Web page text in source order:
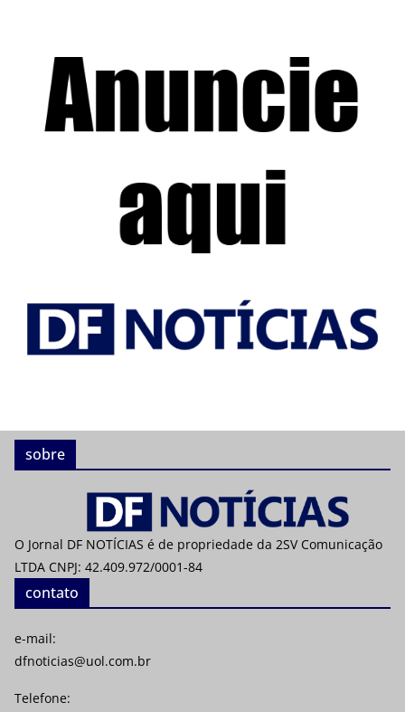
sobre
O Jornal DF NOTÍCIAS é de propriedade da 2SV Comunicação
LTDA CNPJ: 42.409.972/0001-84
contato
e-mail:
dfnoticias@uol.com.br
Telefone: